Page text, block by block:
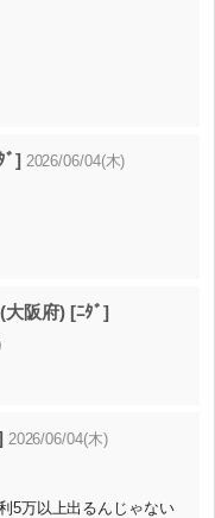
ﾞ] 2026/06/04(木)
大阪府) [ﾆﾀﾞ]
2026/06/04(木)
5万以上出るんじゃない